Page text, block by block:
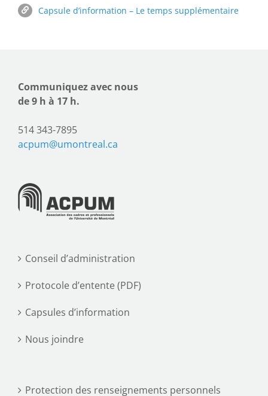
Capsule d’information – Le temps supplémentaire
Communiquez avec nous
de 9 h à 17 h.
514 343-7895
acpum@umontreal.ca
Conseil d’administration
Protocole d’entente (PDF)
Capsules d’information
Nous joindre
Protection des renseignements personnels